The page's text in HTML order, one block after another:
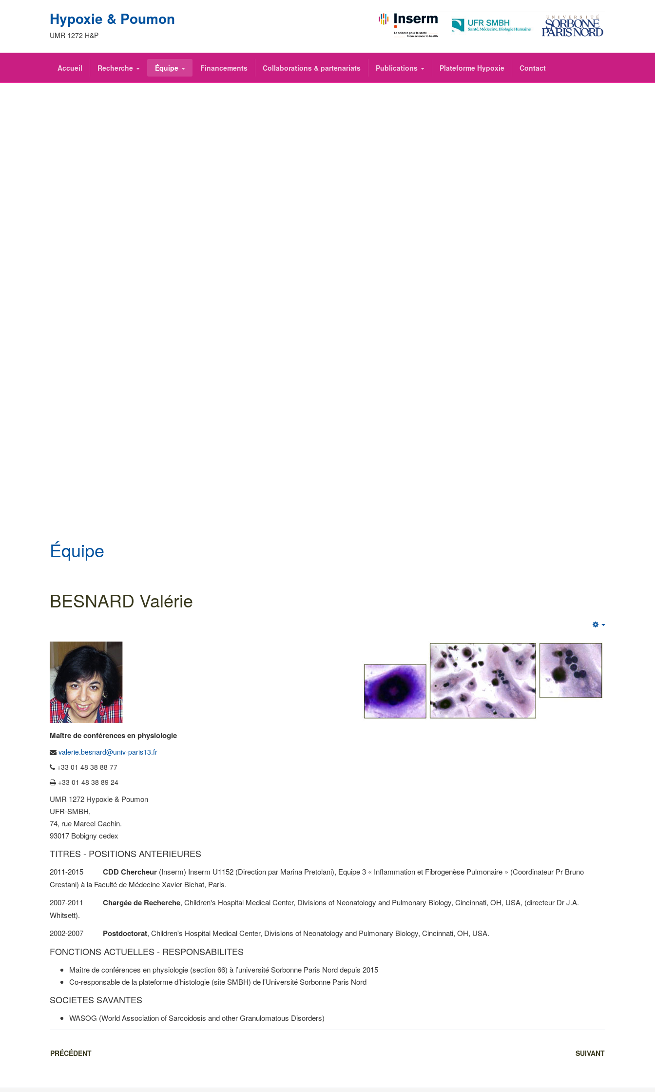
Hypoxie & Poumon
UMR 1272 H&P
Accueil Recherche Équipe Financements Collaborations & partenariats Publications Plateforme Hypoxie Contact
Équipe
BESNARD Valérie
Maître de conférences en physiologie
valerie.besnard@univ-paris13.fr
+33 01 48 38 88 77
+33 01 48 38 89 24
UMR 1272 Hypoxie & Poumon
UFR-SMBH,
74, rue Marcel Cachin.
93017 Bobigny cedex
TITRES - POSITIONS ANTERIEURES
2011-2015 CDD Chercheur (Inserm) Inserm U1152 (Direction par Marina Pretolani), Equipe 3 « Inflammation et Fibrogenèse Pulmonaire » (Coordinateur Pr Bruno
Crestani) à la Faculté de Médecine Xavier Bichat, Paris.
2007-2011 Chargée de Recherche, Children's Hospital Medical Center, Divisions of Neonatology and Pulmonary Biology, Cincinnati, OH, USA, (directeur Dr J.A.
Whitsett).
2002-2007 Postdoctorat, Children's Hospital Medical Center, Divisions of Neonatology and Pulmonary Biology, Cincinnati, OH, USA.
FONCTIONS ACTUELLES - RESPONSABILITES
Maître de conférences en physiologie (section 66) à l’université Sorbonne Paris Nord depuis 2015
Co-responsable de la plateforme d’histologie (site SMBH) de l’Université Sorbonne Paris Nord
SOCIETES SAVANTES
WASOG (World Association of Sarcoidosis and other Granulomatous Disorders)
PRÉCÉDENT SUIVANT